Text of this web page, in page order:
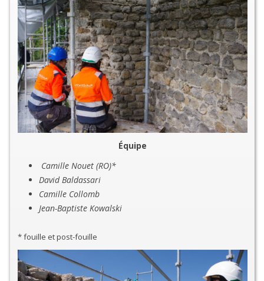
Équipe
Camille Nouet (RO)*
David Baldassari
Camille Collomb
Jean-Baptiste Kowalski
* fouille et post-fouille